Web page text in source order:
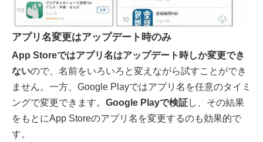
アプリ名変更はアップデート時のみ
App Storeではアプリ名はアップデート時しか変更でき
ないので、名前をいろいろと変えながら試すことができ
ません。一方、Google Playではアプリ名を任意のタイミ
ングで変更できます。 Google Playで検証し、その結果
をもとにApp Storeのアプリ名を変更するのも効果的で
す。